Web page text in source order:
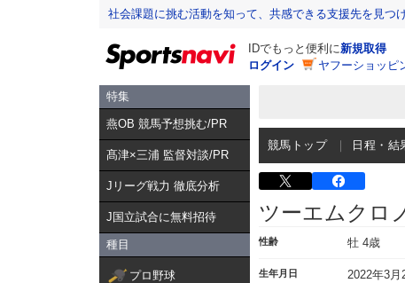
社会課題に挑む活動を知って、共感できる支援先を見つ
IDでもっと便利に新規取得
ログイン
ヤフーショッピ
特集
燕OB 競馬予想挑む/PR
髙津×三浦 監督対談/PR
Jリーグ戦力 徹底分析
J国立試合に無料招待
種目
プロ野球
競馬トップ 日程・結
ツーエムクロ
性齢 牡 4歳
生年月日 2022年3月